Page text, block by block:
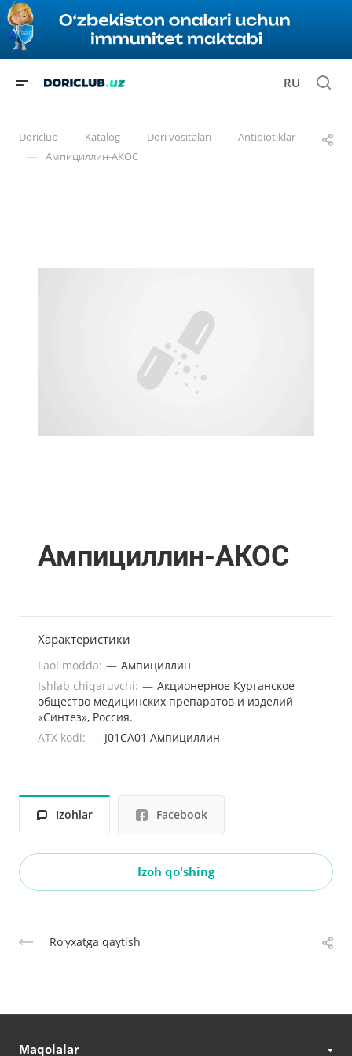
RU
Doriclub — Katalog — Dori vositalari — Antibiotiklar
— Ампициллин-АКОС
Ампициллин-АКОС
Характеристики
Faol modda: — Ампициллин
Ishlab chiqaruvchi: — Акционерное Курганское
общество медицинских препаратов и изделий
«Синтез», Россия.
ATX kodi: — J01CA01 Ампициллин
Izohlar Facebook
Izoh qo'shing
Roʻyxatga qaytish
Maqolalar